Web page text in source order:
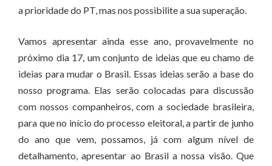
a prioridade do PT, mas nos possibilite a sua superação.
Vamos apresentar ainda esse ano, provavelmente no
próximo dia 17, um conjunto de ideias que eu chamo de
ideias para mudar o Brasil. Essas ideias serão a base do
nosso programa. Elas serão colocadas para discussão
com nossos companheiros, com a sociedade brasileira,
para que no início do processo eleitoral, a partir de junho
do ano que vem, possamos, já com algum nível de
detalhamento, apresentar ao Brasil a nossa visão. Que